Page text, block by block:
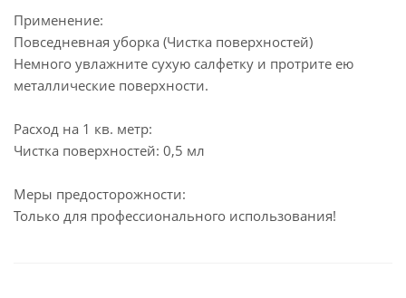
Применение:
Повседневная уборка (Чистка поверхностей)
Немного увлажните сухую салфетку и протрите ею
металлические поверхности.
Расход на 1 кв. метр:
Чистка поверхностей: 0,5 мл
Меры предосторожности:
Только для профессионального использования!